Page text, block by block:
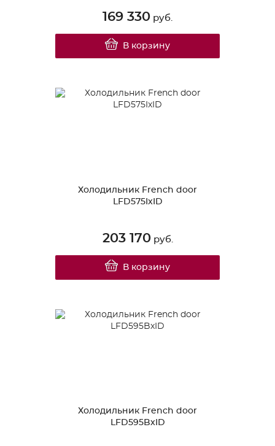
169 330 руб.
В корзину
Холодильник French door
LFD575IxID
203 170руб.
В корзину
Холодильник French door
LFD595BxID